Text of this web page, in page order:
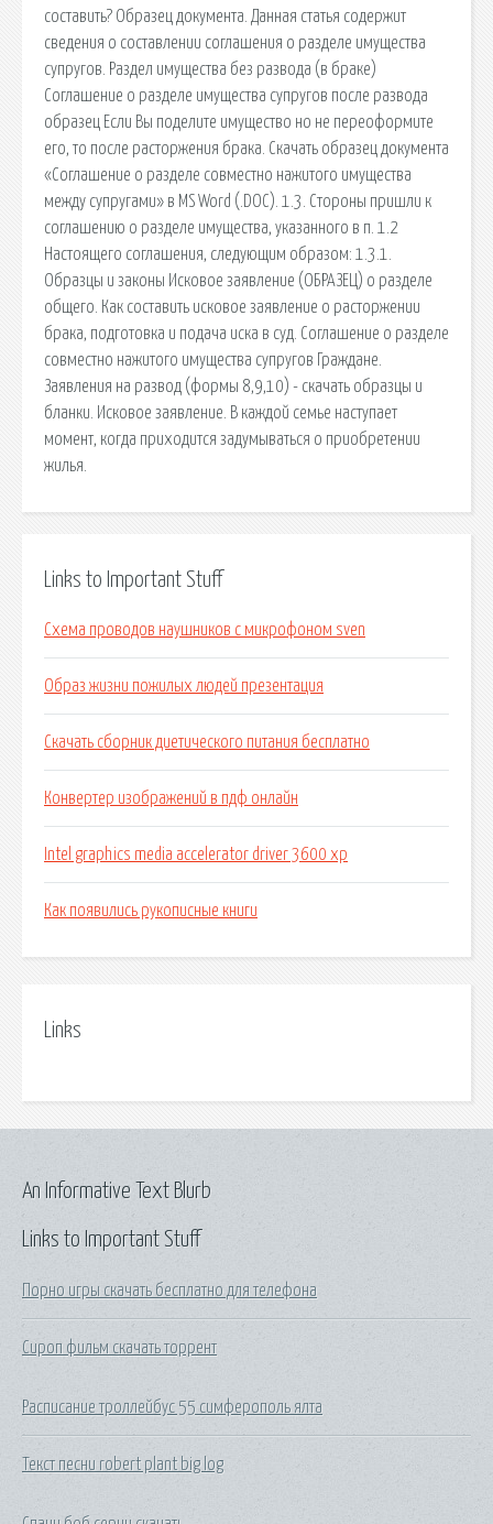
составить? Образец документа. Данная статья содержит
сведения о составлении соглашения о разделе имущества
супругов. Раздел имущества без развода (в браке)
Соглашение о разделе имущества супругов после развода
образец Если Вы поделите имущество но не переоформите
его, то после расторжения брака. Cкачать образец документа
«Соглашение о разделе совместно нажитого имущества
между супругами» в MS Word (.DOC). 1.3. Стороны пришли к
соглашению о разделе имущества, указанного в п. 1.2
Настоящего соглашения, следующим образом: 1.3.1.
Образцы и законы Исковое заявление (ОБРАЗЕЦ) о разделе
общего. Как составить исковое заявление о расторжении
брака, подготовка и подача иска в суд. Соглашение о разделе
совместно нажитого имущества супругов Граждане.
Заявления на развод (формы 8,9,10) - скачать образцы и
бланки. Исковое заявление. В каждой семье наступает
момент, когда приходится задумываться о приобретении
жилья.
Links to Important Stuff
Схема проводов наушников с микрофоном sven
Образ жизни пожилых людей презентация
Скачать сборник диетического питания бесплатно
Конвертер изображений в пдф онлайн
Intel graphics media accelerator driver 3600 xp
Как появились рукописные книги
Links
Links to Important Stuff
Порно игры скачать бесплатно для телефона
Сироп фильм скачать торрент
Расписание троллейбус 55 симферополь ялта
Текст песни robert plant big log
An Informative Text Blurb